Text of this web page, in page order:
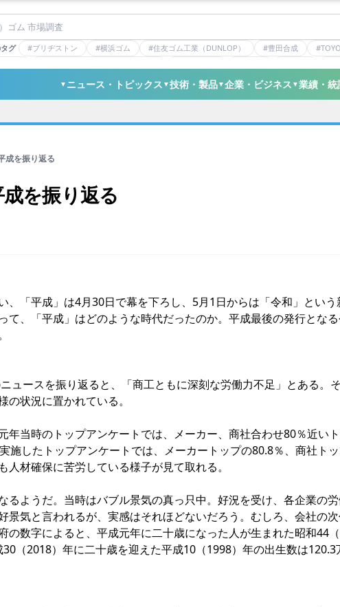
グ #ブリヂストン #横浜ゴム #住友ゴム工業（DUNLOP） #豊田合成
#東ソー
▼ ニュース・トピックス ▼技術・製品▼企業・ビジネス ▼業績・統
成を振り返る
を振り返る
、「平成」は4月30日で幕を下ろし、5月1日からは「令和」とい
て、「平成」はどのような時代だったのか。平成最後の発行とな
ュースを振り返ると、「商工ともに深刻な労働力不足」とある。
状況に置かれている。
年当時のトップアンケートでは、メーカー、商社合わせ80％近い
施したトップアンケートでは、メーカートップの80.8％、商社ト
人材確保に苦労している様子が見て取れる。
るようだ。当時はバブル景気の真っ只中。好況を受け、各企業の
景気と言われるが、実感はそれほどないだろう。むしろ、会社の
の数字によると、平成元年に二十歳になった人が生まれた昭和44
（2018）年に二十歳を迎えた平成10（1998）年の出生数は